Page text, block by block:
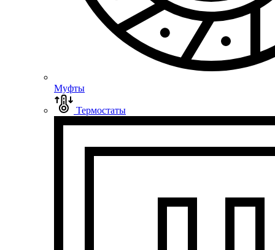
Муфты
Термостаты